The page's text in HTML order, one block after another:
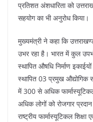
प्रतिशत अंशधारिता को
सहयोग का भी अनुरोध किया।
मुख्यमंत्री ने कहा कि
उभर रहा है। भारत में कुल
स्थापित औषधि निर्माण
स्थापित 03 प्रमुख औद्योगिक
में 300 से अधिक
अधिक लोगों को रोजगार
राष्ट्रीय फार्मास्यूटिकल